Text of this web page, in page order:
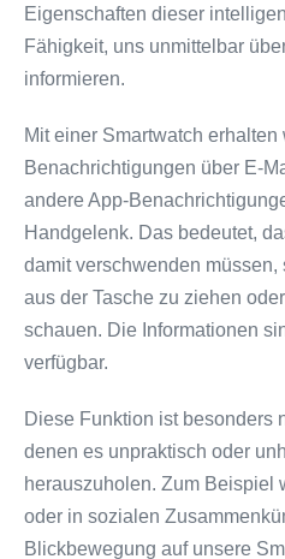
Eigenschaften dieser
Fähigkeit, uns unmittelbar
informieren.
Mit einer Smartwatch erhalten
Benachrichtigungen über E-
andere App-
Handgelenk. Das bedeutet,
damit verschwenden
aus der Tasche zu ziehen
schauen. Die Informationen
verfügbar.
Diese Funktion ist besonders
denen es unpraktisch oder
herauszuholen. Zum Beispiel
oder in sozialen
Blickbewegung auf unsere